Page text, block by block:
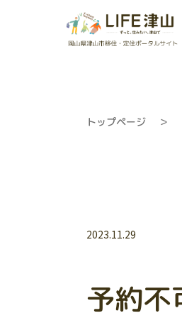
トップページ ＞
2023.11.29
予約不